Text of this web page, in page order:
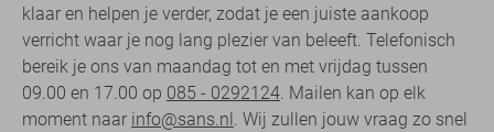
klaar en helpen je verder, zodat je een juiste aankoop
verricht waar je nog lang plezier van beleeft. Telefonisch
bereik je ons van maandag tot en met vrijdag tussen
09.00 en 17.00 op 085 - 0292124. Mailen kan op elk
moment naar info@sans.nl. Wij zullen jouw vraag zo snel